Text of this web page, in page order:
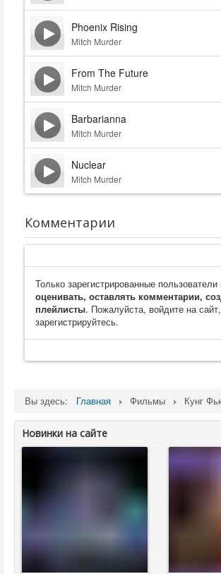
Phoenix Rising
Mitch Murder
From The Future
Mitch Murder
Barbarianna
Mitch Murder
Nuclear
Mitch Murder
Комментарии
Только зарегистрированные пользователи
оценивать, оставлять комментарии,
плейлисты. Пожалуйста, войдите на
зарегистрируйтесь.
Вы здесь: Главная Фильмы Кунг
Новинки на сайте